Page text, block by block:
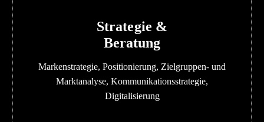
Strategie &
Beratung
Markenstrategie, Positionierung, Zielgruppen- und
Marktanalyse, Kommunikationsstrategie,
Digitalisierung